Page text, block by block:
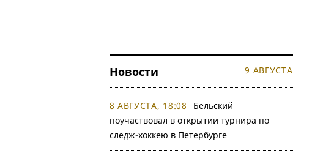
Новости 9 АВГУСТА
8 АВГУСТА, 18:08
Бельский
поучаствовал в открытии турнира по
следж-хоккею в Петербурге